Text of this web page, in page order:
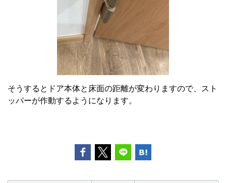
そうするとドア本体と床面の距離が変わりますので、スト
ッパーが作動するようになります。